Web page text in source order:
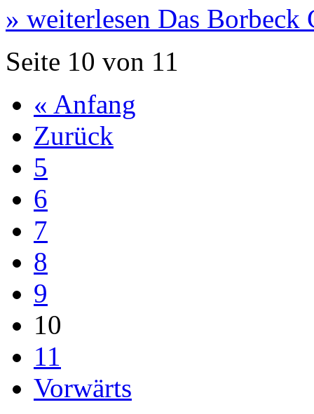
» weiterlesen Das Borbeck
Seite 10 von 11
« Anfang
Zurück
5
6
7
8
9
10
11
Vorwärts